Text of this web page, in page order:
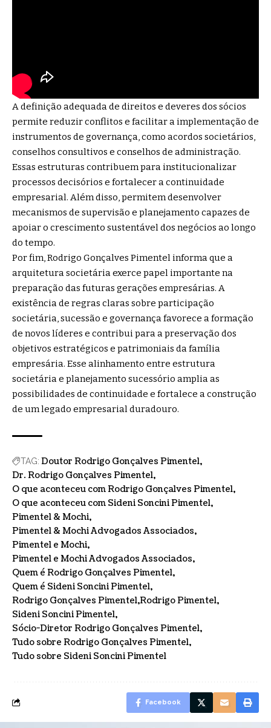
A definição adequada de direitos e deveres dos sócios
permite reduzir conflitos e facilitar a implementação de
instrumentos de governança, como acordos societários,
conselhos consultivos e conselhos de administração.
Essas estruturas contribuem para institucionalizar
processos decisórios e fortalecer a continuidade
empresarial. Além disso, permitem desenvolver
mecanismos de supervisão e planejamento capazes de
apoiar o crescimento sustentável dos negócios ao longo
do tempo.
Por fim, Rodrigo Gonçalves Pimentel informa que a
arquitetura societária exerce papel importante na
preparação das futuras gerações empresárias. A
existência de regras claras sobre participação
societária, sucessão e governança favorece a formação
de novos líderes e contribui para a preservação dos
objetivos estratégicos e patrimoniais da família
empresária. Esse alinhamento entre estrutura
societária e planejamento sucessório amplia as
possibilidades de continuidade e fortalece a construção
de um legado empresarial duradouro.
TAG: Doutor Rodrigo Gonçalves Pimentel
Dr. Rodrigo Gonçalves Pimentel
O que aconteceu com Rodrigo Gonçalves Pimentel
O que aconteceu com Sideni Soncini Pimentel
Pimentel & Mochi
Pimentel & Mochi Advogados Associados
Pimentel e Mochi
Pimentel e Mochi Advogados Associados
Quem é Rodrigo Gonçalves Pimentel
Quem é Sideni Soncini Pimentel
Rodrigo Gonçalves Pimentel Rodrigo Pimentel
Sideni Soncini Pimentel
Sócio-Diretor Rodrigo Gonçalves Pimentel
Tudo sobre Rodrigo Gonçalves Pimentel
Tudo sobre Sideni Soncini Pimentel
Facebook